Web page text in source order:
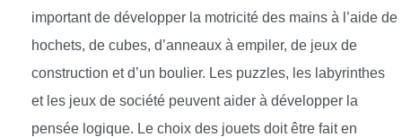
important de développer la motricité des mains à l’aide de
hochets, de cubes, d’anneaux à empiler, de jeux de
construction et d’un boulier. Les puzzles, les labyrinthes
et les jeux de société peuvent aider à développer la
pensée logique. Le choix des jouets doit être fait en